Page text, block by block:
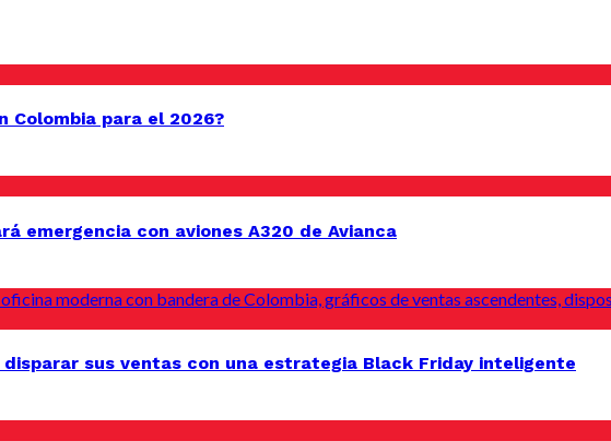
Colombia para el 2026?
emergencia con aviones A320 de Avianca
sus ventas con una estrategia Black Friday inteligente